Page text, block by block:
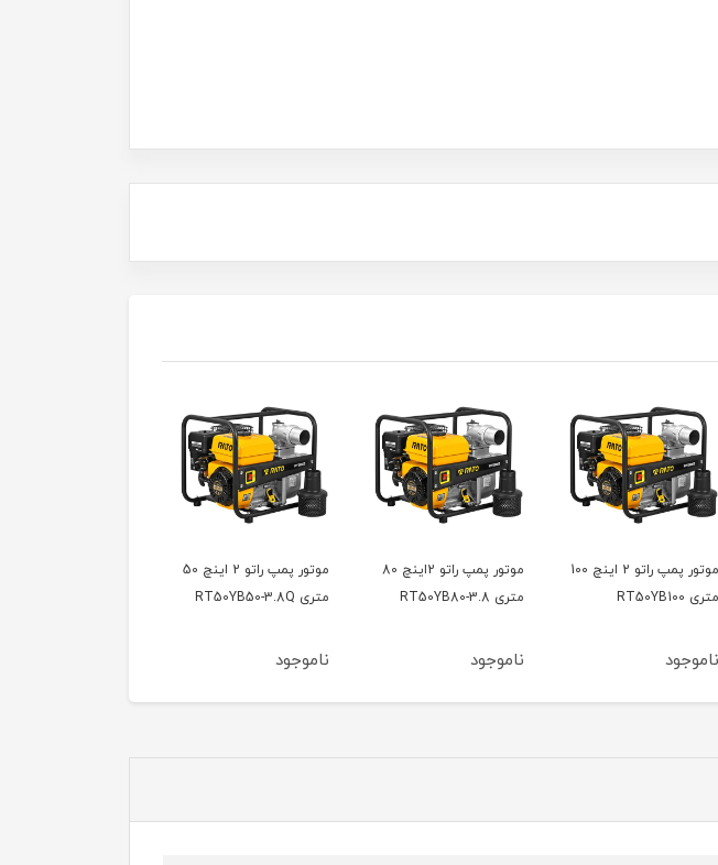
موتور پمپ راتو 2اینچ 80
متری RT50YB80-3.8
ناموجود
موتور پمپ راتو 2 اینچ 50
متری RT50YB50-3.8Q
ناموجود
موتور پمپ راتو 4 اینچ
RT100ZB26
ناموجود